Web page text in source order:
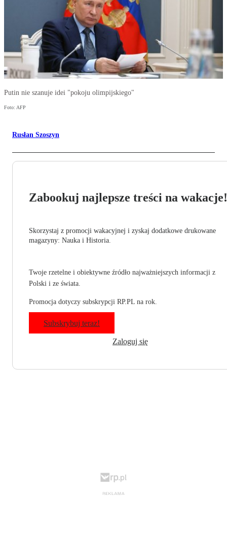
Putin nie szanuje idei "pokoju olimpijskiego"
Foto: AFP
Rusłan Szoszyn
Zabookuj najlepsze treści na wakacje!
Skorzystaj z promocji wakacyjnej i zyskaj dodatkowe drukowane
magazyny: Nauka i Historia.
Twoje rzetelne i obiektywne źródło najważniejszych informacji z
Polski i ze świata.
Promocja dotyczy subskrypcji RP.PL na rok.
Subskrybuj teraz!
Zaloguj się